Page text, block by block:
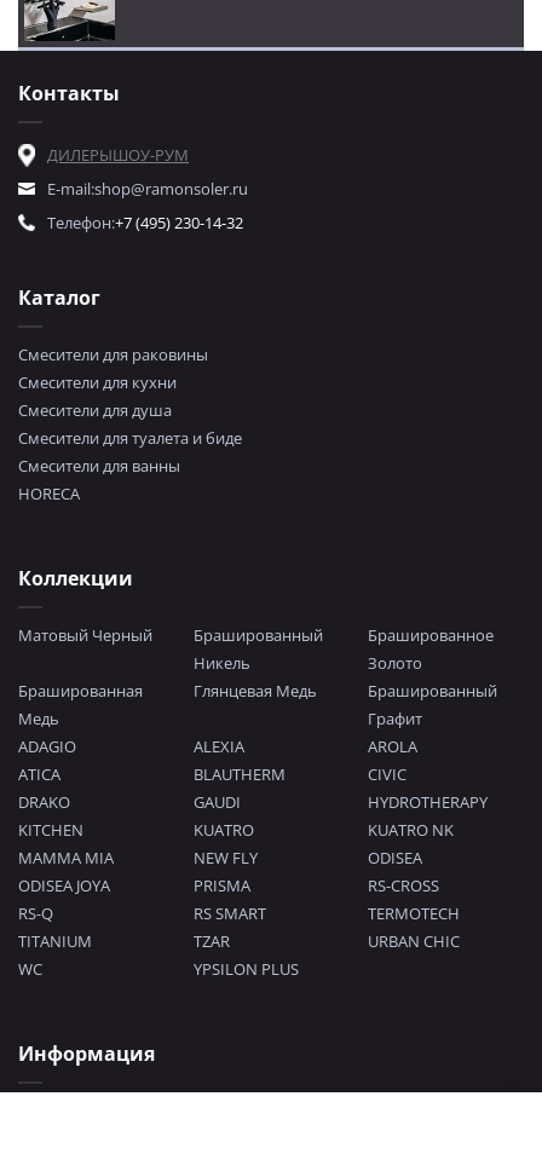
Каталог
Смесители для раковины
Смесители для кухни
Смесители для душа
Смесители для туалета и биде
Смесители для ванны
HORECA
Коллекции
Матовый Черный
Брашированный
Никель
Брашированное
Золото
Брашированная
Медь
Глянцевая Медь
Брашированный
Графит
ADAGIO
ALEXIA
AROLA
ATICA
BLAUTHERM
CIVIC
DRAKO
GAUDI
HYDROTHERAPY
KITCHEN
KUATRO
KUATRO NK
MAMMA MIA
NEW FLY
ODISEA
ODISEA JOYA
PRISMA
RS-CROSS
RS-Q
RS SMART
TERMOTECH
TITANIUM
TZAR
URBAN CHIC
WC
YPSILON PLUS
Информация
Контакты
ДИЛЕРЫШОУ-РУМ
E-mail:shop@ramonsoler.ru
Телефон:+7 (495) 230-14-32